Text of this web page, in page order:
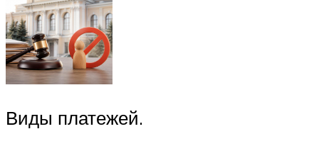
Виды платежей.